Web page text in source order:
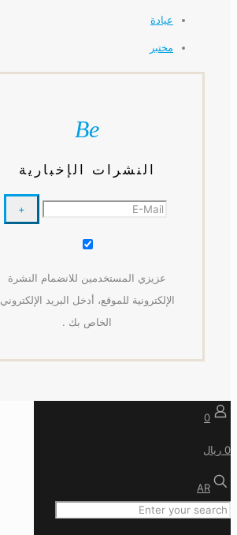
عيادة
مختبر
Be
النشرات الإخبارية
عزيزي المستخدمين للانضمام النشرة
الإلكترونية للموقع، أدخل البريد الإلكتروني
الخاص بك .
0
0 ریال
AR